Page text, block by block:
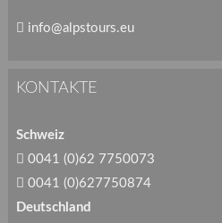
info@alpstours.eu
KONTAKTE
Schweiz
0041 (0)62 7750073
0041 (0)627750874
Deutschland